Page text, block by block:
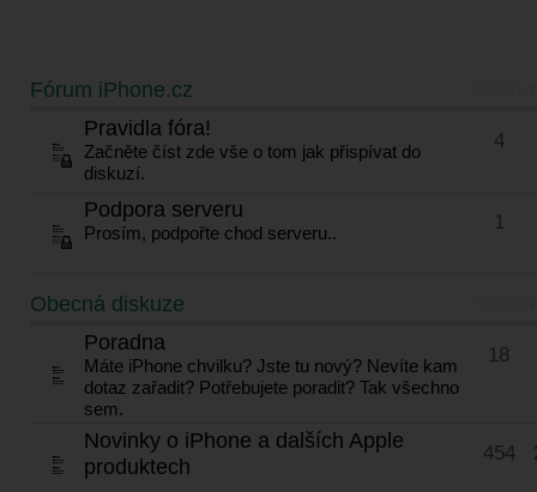
Fórum iPhone.cz
Pravidla fóra!
Začněte číst zde vše o tom jak přispívat do
diskuzí.
4
Podpora serveru
Prosím, podpořte chod serveru.. 1
Obecná diskuze
Poradna
Máte iPhone chvilku? Jste tu nový? Nevíte kam
dotaz zařadit? Potřebujete poradit? Tak všechno
sem.
18
Novinky o iPhone a dalších Apple
produktech
454